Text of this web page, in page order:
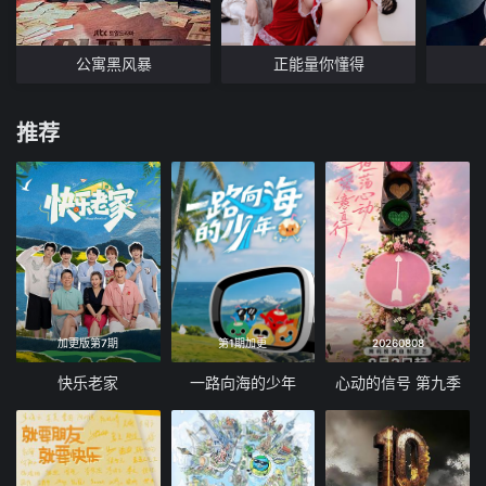
公寓黑风暴 正能量你懂得
推荐
加更版第7期
快乐老家
第1期加更
一路向海的少年
20260808
心动的信号 第九季